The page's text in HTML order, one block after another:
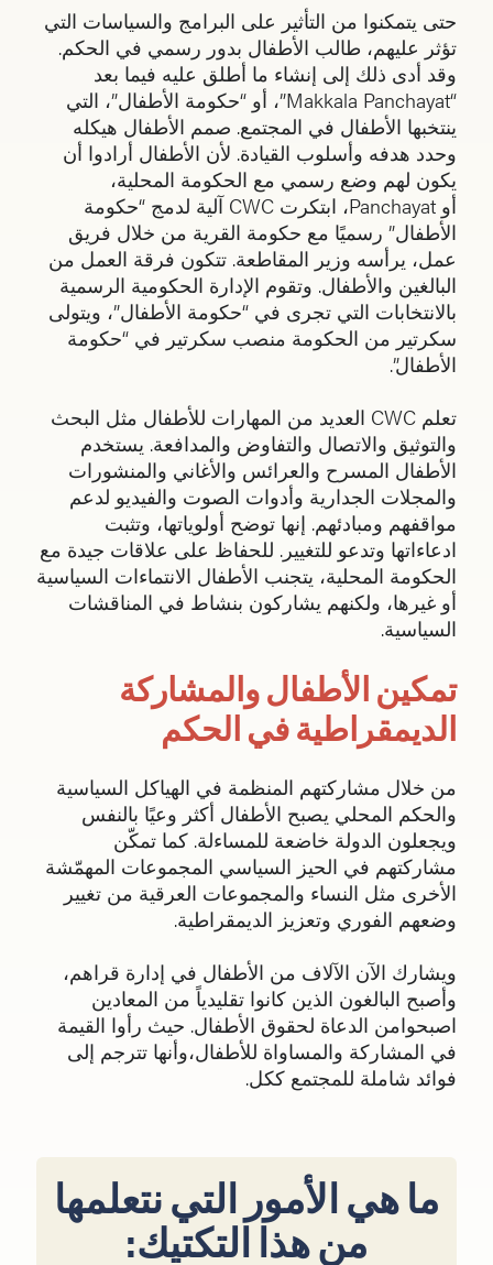
حتى يتمكنوا من التأثير على البرامج والسياسات التي
تؤثر عليهم، طالب الأطفال بدور رسمي في الحكم.
وقد أدى ذلك إلى إنشاء ما أطلق عليه فيما بعد
“Makkala Panchayat”، أو “حكومة الأطفال”، التي
ينتخبها الأطفال في المجتمع. صمم الأطفال هيكله
وحدد هدفه وأسلوب القيادة. لأن الأطفال أرادوا أن
يكون لهم وضع رسمي مع الحكومة المحلية،
أو Panchayat، ابتكرت CWC آلية لدمج “حكومة
الأطفال” رسميًا مع حكومة القرية من خلال فريق
عمل، يرأسه وزير المقاطعة. تتكون فرقة العمل من
البالغين والأطفال. وتقوم الإدارة الحكومية الرسمية
بالانتخابات التي تجرى في “حكومة الأطفال”، ويتولى
سكرتير من الحكومة منصب سكرتير في “حكومة
الأطفال”.
تعلم CWC العديد من المهارات للأطفال مثل البحث
والتوثيق والاتصال والتفاوض والمدافعة. يستخدم
الأطفال المسرح والعرائس والأغاني والمنشورات
والمجلات الجدارية وأدوات الصوت والفيديو لدعم
مواقفهم ومبادئهم. إنها توضح أولوياتها، وتثبت
ادعاءاتها وتدعو للتغيير. للحفاظ على علاقات جيدة مع
الحكومة المحلية، يتجنب الأطفال الانتماءات السياسية
أو غيرها، ولكنهم يشاركون بنشاط في المناقشات
السياسية.
تمكين الأطفال والمشاركة
الديمقراطية في الحكم
من خلال مشاركتهم المنظمة في الهياكل السياسية
والحكم المحلي يصبح الأطفال أكثر وعيًا بالنفس
ويجعلون الدولة خاضعة للمساءلة. كما تمكّن
مشاركتهم في الحيز السياسي المجموعات المهمّشة
الأخرى مثل النساء والمجموعات العرقية من تغيير
وضعهم الفوري وتعزيز الديمقراطية.
ويشارك الآن الآلاف من الأطفال في إدارة قراهم،
وأصبح البالغون الذين كانوا تقليدياً من المعادين
اصبحوامن الدعاة لحقوق الأطفال. حيث رأوا القيمة
في المشاركة والمساواة للأطفال،وأنها تترجم إلى
فوائد شاملة للمجتمع ككل.
ما هي الأمور التي نتعلمها
من هذا التكتيك: